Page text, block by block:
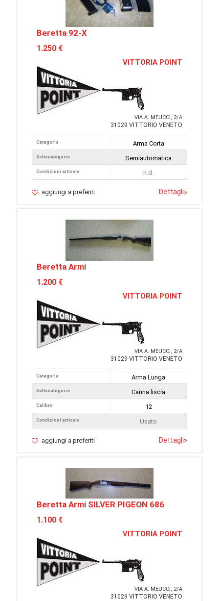
Beretta 92-X
1.250 €
VITTORIA POINT
VIA A. MEUCCI, 2/A
31029 VITTORIO VENETO
Categoria
Sottocategoria
Condizioni articolo
Arma Corta
Semiautomatica
n.d.
aggiungi a preferiti Dettagli»
Beretta Armi
1.200 €
VITTORIA POINT
VIA A. MEUCCI, 2/A
31029 VITTORIO VENETO
Categoria
Sottocategoria
Calibro
Condizioni articolo
Arma Lunga
Canna liscia
12
Usato
aggiungi a preferiti Dettagli»
Beretta Armi SILVER PIGEON 686
1.100 €
VITTORIA POINT
VIA A. MEUCCI, 2/A
31029 VITTORIO VENETO